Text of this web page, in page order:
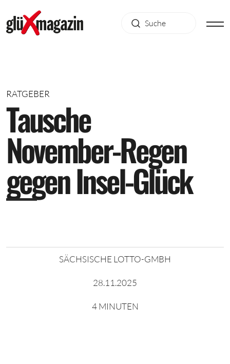
RATGEBER
Tausche
November-Regen
gegenInsel-Glück
SÄCHSISCHE LOTTO-GMBH
28.11.2025
4 MINUTEN